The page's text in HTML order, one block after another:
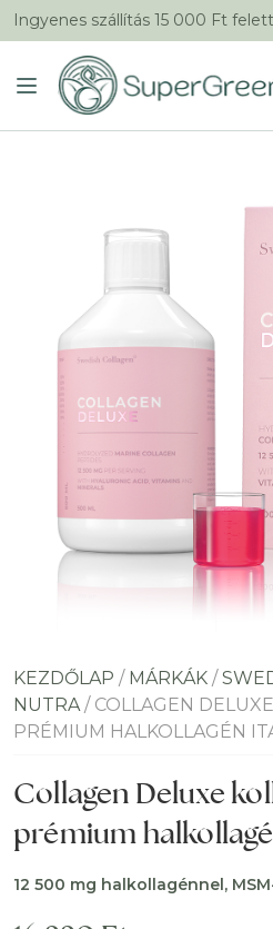
Ingyenes szállítás 15 000 Ft felett
KEZDŐLAP / MÁRKÁK /
NUTRA/ COLLAGEN
PRÉMIUM HALKOLLAGÉN
Collagen Deluxe
prémium
12 500 mg halkollagénnel,